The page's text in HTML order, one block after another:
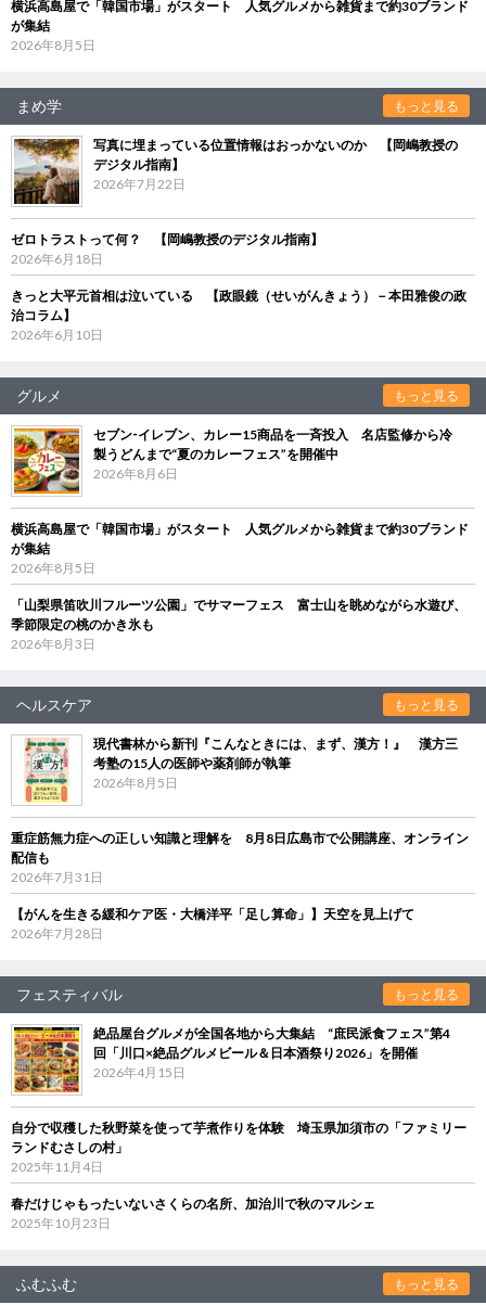
横浜高島屋で「韓国市場」がスタート 人気グルメから雑貨まで約30ブランド
が集結
2026年8月5日
まめ学 もっと見る
写真に埋まっている位置情報はおっかないのか 【岡嶋教授の
デジタル指南】
2026年7月22日
ゼロトラストって何？ 【岡嶋教授のデジタル指南】
2026年6月18日
きっと大平元首相は泣いている 【政眼鏡（せいがんきょう）－本田雅俊の政
治コラム】
2026年6月10日
グルメ もっと見る
セブン‐イレブン、カレー15商品を一斉投入 名店監修から冷
製うどんまで“夏のカレーフェス”を開催中
2026年8月6日
横浜高島屋で「韓国市場」がスタート 人気グルメから雑貨まで約30ブランド
が集結
2026年8月5日
「山梨県笛吹川フルーツ公園」でサマーフェス 富士山を眺めながら水遊び、
季節限定の桃のかき氷も
2026年8月3日
ヘルスケア もっと見る
現代書林から新刊『こんなときには、まず、漢方！』 漢方三
考塾の15人の医師や薬剤師が執筆
2026年8月5日
重症筋無力症への正しい知識と理解を 8月8日広島市で公開講座、オンライン
配信も
2026年7月31日
【がんを生きる緩和ケア医・大橋洋平「足し算命」】天空を見上げて
2026年7月28日
フェスティバル もっと見る
絶品屋台グルメが全国各地から大集結 “庶民派食フェス”第4
回「川口×絶品グルメビール＆日本酒祭り2026」を開催
2026年4月15日
自分で収穫した秋野菜を使って芋煮作りを体験 埼玉県加須市の「ファミリー
ランドむさしの村」
2025年11月4日
春だけじゃもったいないさくらの名所、加治川で秋のマルシェ
2025年10月23日
ふむふむ もっと見る